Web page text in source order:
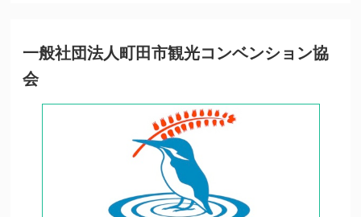
一般社団法人町田市観光コンベンション協
会